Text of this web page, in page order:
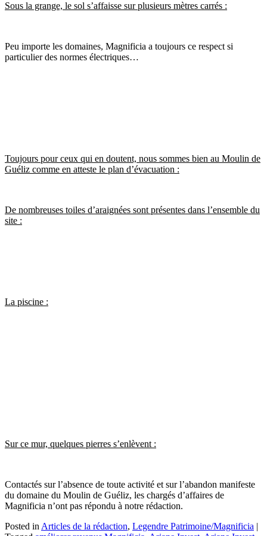
Sous la grange, le sol s’affaisse sur plusieurs mètres carrés :
Peu importe les domaines, Magnificia a toujours ce respect si
particulier des normes électriques…
Toujours pour ceux qui en doutent, nous sommes bien au Moulin de
Guéliz comme en atteste le plan d’évacuation :
De nombreuses toiles d’araignées sont présentes dans l’ensemble du
site :
La piscine :
Sur ce mur, quelques pierres s’enlèvent :
Contactés sur l’absence de toute activité et sur l’abandon manifeste
du domaine du Moulin de Guéliz, les chargés d’affaires de
Magnificia n’ont pas répondu à notre rédaction.
Posted in Articles de la rédaction, Legendre Patrimoine/Magnificia |